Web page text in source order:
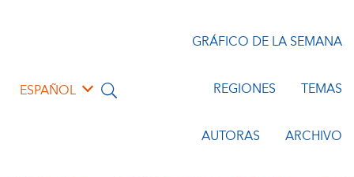
ESPAÑOL
GRÁFICO DE LA SEMANA
REGIONES TEMAS
AUTORAS ARCHIVO